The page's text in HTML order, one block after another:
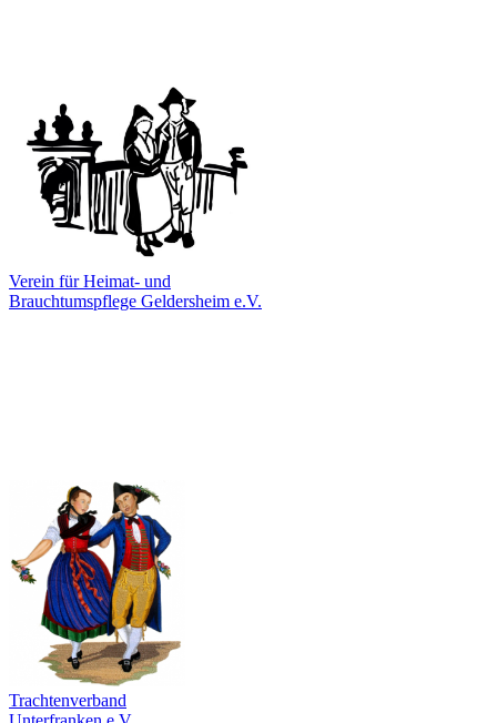
Verein für Heimat- und
Brauchtumspflege Geldersheim e.V.
Trachtenverband